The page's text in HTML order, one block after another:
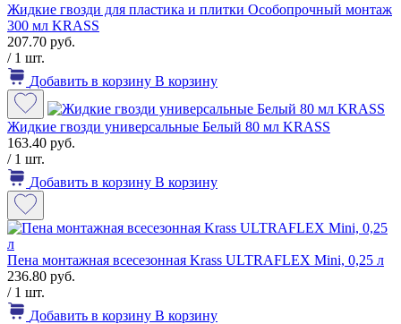
Жидкие гвозди для пластика и плитки Особопрочный монтаж
300 мл KRASS
207.70 руб.
/ 1 шт.
Добавить в корзину В корзину
Жидкие гвозди универсальные Белый 80 мл KRASS
163.40 руб.
/ 1 шт.
Добавить в корзину В корзину
Пена монтажная всесезонная Krass ULTRAFLEX Mini, 0,25 л
236.80 руб.
/ 1 шт.
Добавить в корзину В корзину